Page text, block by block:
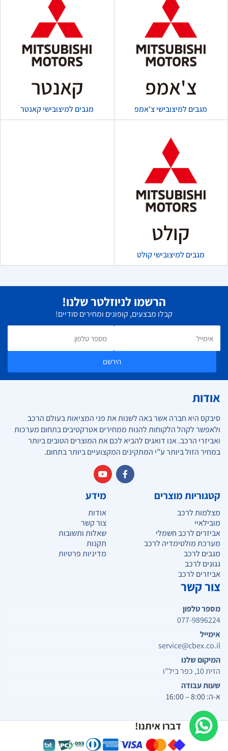
צ'אמפ
מגבים למיצובישי צ'אמפ
קאנטר
מגבים למיצובישי קאנטר
קולט
מגבים למיצובישי קולט
דברו איתנו!
הרשמו לניוזלטר שלנו!
קבלו מבצעים, קופונים ומחירים סודיים!
הירשם
אודות
סיבקס היא חברה אשר באה לשנות את פני המציאות בעולם הרכב
ולאפשר לקהל הלקוחות להנות ממחירים אטרקטיבים בתחום מערכות
ואביזרי הרכב. אנו דואגים להביא לכם את המוצרים הטובים ביותר
במחיר הזול ביותר ע”י המתקינים המקצועיים ביותר בתחום.
קטגוריות מוצרים
מצלמות לרכב
מובילאיי
אביזרים לרכב חשמלי
מערכת מולטימדיה לרכב
מגבים לרכב
גגונים לרכב
אביזרים לרכב
מידע
אודות
צור קשר
שאלות ותשובות
תקנות
מדיניות פרטיות
צור קשר
מספר טלפון
077-9896224
אימייל
service@cbex.co.il
המיקום שלנו
הזית 10, כפר ביל"ו
שעות עבודה
א-ה: 8:00 – 16:00